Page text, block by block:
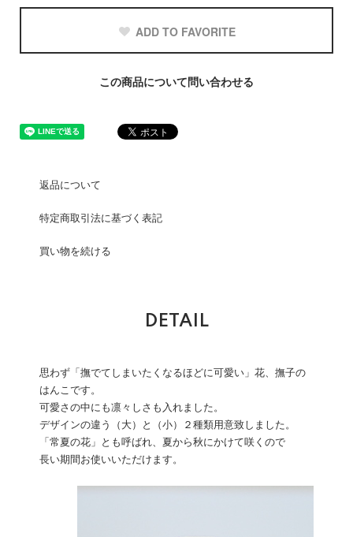
ADD TO FAVORITE
この商品について問い合わせる
返品について
特定商取引法に基づく表記
買い物を続ける
DETAIL
思わず「撫でてしまいたくなるほどに可愛い」花、撫子の
はんこです。
可愛さの中にも凛々しさも入れました。
デザインの違う（大）と（小）２種類用意致しました。
「常夏の花」とも呼ばれ、夏から秋にかけて咲くので
長い期間お使いいただけます。